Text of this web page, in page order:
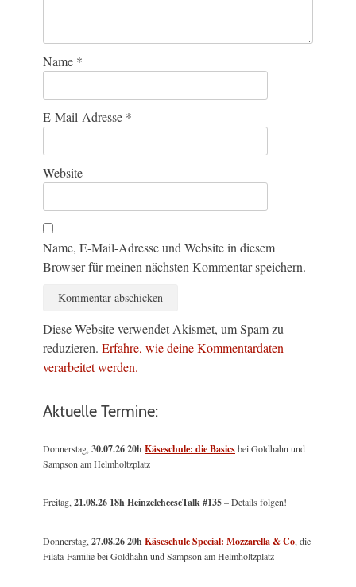
Name *
E-Mail-Adresse *
Website
Name, E-Mail-Adresse und Website in diesem
Browser für meinen nächsten Kommentar speichern.
Diese Website verwendet Akismet, um Spam zu
reduzieren. Erfahre, wie deine Kommentardaten
verarbeitet werden.
Aktuelle Termine:
Donnerstag, 30.07.26 20hKäseschule: die Basicsbei Goldhahn und
Sampson am Helmholtzplatz
Freitag, 21.08.26 18h HeinzelcheeseTalk #135– Details folgen!
Donnerstag, 27.08.26 20hKäseschule Special: Mozzarella & Co , die
Filata-Familie bei Goldhahn und Sampson am Helmholtzplatz